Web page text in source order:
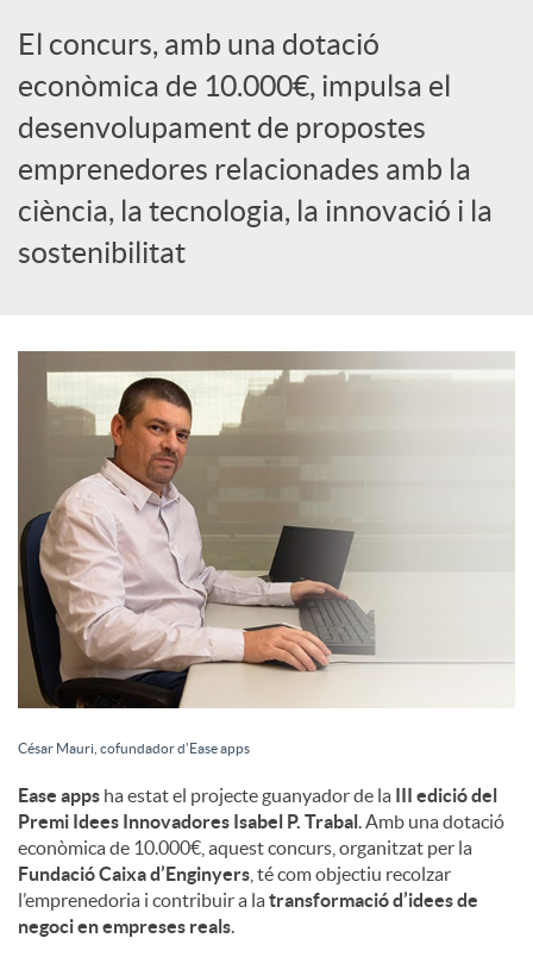
o
c
i
a
l
s
El concurs, amb una dotació
econòmica de 10.000€, impulsa el
desenvolupament de propostes
emprenedores relacionades amb la
ciència, la tecnologia, la innovació i la
sostenibilitat
César Mauri, cofundador d’Ease apps
Ease apps ha estat el projecte guanyador de la III edició del
Premi Idees Innovadores Isabel P. Trabal. Amb una dotació
econòmica de 10.000€, aquest concurs, organitzat per la
Fundació Caixa d’Enginyers , té com objectiu recolzar
l’emprenedoria i contribuir a latransformació d’idees de
negoci en empreses reals.